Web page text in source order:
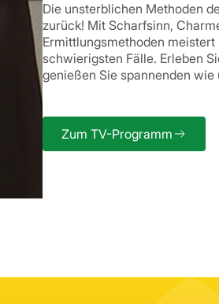
Die unsterblichen Methoden
zurück! Mit Scharfsinn,
Ermittlungsmethoden
schwierigsten Fälle. Erleben
genießen Sie spannenden
Zum TV-Programm